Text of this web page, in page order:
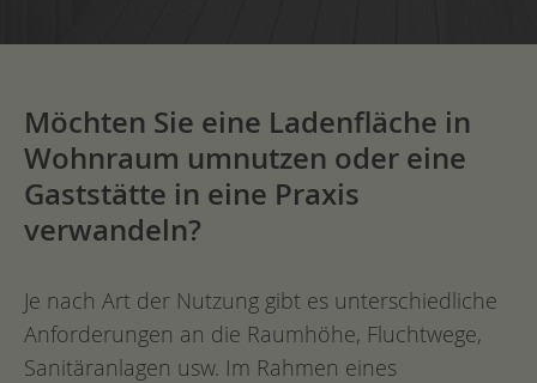
Möchten Sie eine Ladenfläche in
Wohnraum umnutzen oder eine
Gaststätte in eine Praxis
verwandeln?
Je nach Art der Nutzung gibt es unterschiedliche
Anforderungen an die Raumhöhe, Fluchtwege,
Sanitäranlagen usw. Im Rahmen eines